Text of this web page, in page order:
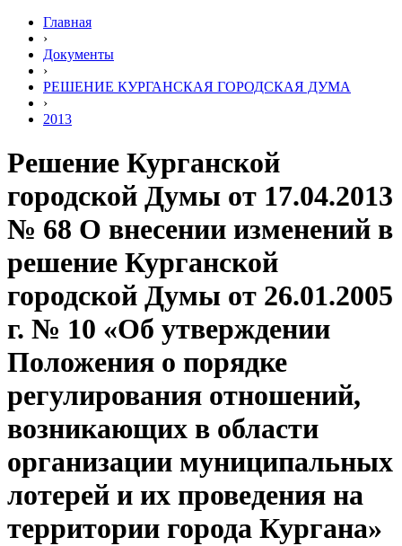
Главная
›
Документы
›
РЕШЕНИЕ КУРГАНСКАЯ ГОРОДСКАЯ ДУМА
›
2013
Решение Курганской
городской Думы от 17.04.2013
№ 68 О внесении изменений в
решение Курганской
городской Думы от 26.01.2005
г. № 10 «Об утверждении
Положения о порядке
регулирования отношений,
возникающих в области
организации муниципальных
лотерей и их проведения на
территории города Кургана»